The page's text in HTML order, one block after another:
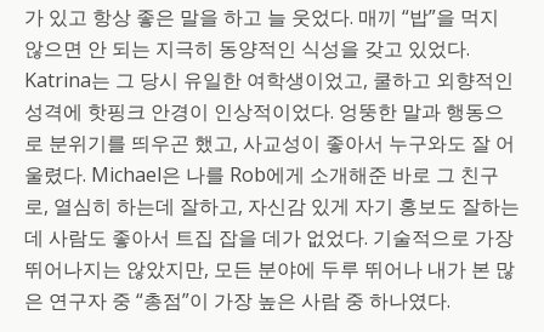
가 있고 항상 좋은 말을 하고 늘 웃었다. 매끼 “밥”을 먹지
않으면 안 되는 지극히 동양적인 식성을 갖고 있었다.
Katrina는 그 당시 유일한 여학생이었고, 쿨하고 외향적인
성격에 핫핑크 안경이 인상적이었다. 엉뚱한 말과 행동으
로 분위기를 띄우곤 했고, 사교성이 좋아서 누구와도 잘 어
울렸다. Michael은 나를 Rob에게 소개해준 바로 그 친구
로, 열심히 하는데 잘하고, 자신감 있게 자기 홍보도 잘하는
데 사람도 좋아서 트집 잡을 데가 없었다. 기술적으로 가장
뛰어나지는 않았지만, 모든 분야에 두루 뛰어나 내가 본 많
은 연구자 중 “총점”이 가장 높은 사람 중 하나였다.